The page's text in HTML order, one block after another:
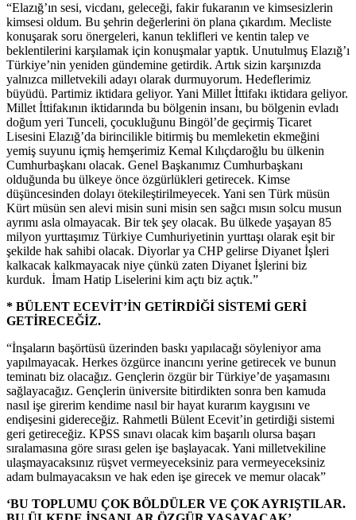
“Elazığ’ın sesi, vicdanı, geleceği, fakir fukaranın ve kimsesizlerin
kimsesi oldum. Bu şehrin değerlerini ön plana çıkardım. Mecliste
konuşarak soru önergeleri, kanun teklifleri ve kentin talep ve
beklentilerini karşılamak için konuşmalar yaptık. Unutulmuş Elazığ’ı
Türkiye’nin yeniden gündemine getirdik. Artık sizin karşınızda
yalnızca milletvekili adayı olarak durmuyorum. Hedeflerimiz
büyüdü. Partimiz iktidara geliyor. Yani Millet İttifakı iktidara geliyor.
Millet İttifakının iktidarında bu bölgenin insanı, bu bölgenin evladı
doğum yeri Tunceli, çocukluğunu Bingöl’de geçirmiş Ticaret
Lisesini Elazığ’da birincilikle bitirmiş bu memleketin ekmeğini
yemiş suyunu içmiş hemşerimiz Kemal Kılıçdaroğlu bu ülkenin
Cumhurbaşkanı olacak. Genel Başkanımız Cumhurbaşkanı
olduğunda bu ülkeye önce özgürlükleri getirecek. Kimse
düşüncesinden dolayı ötekileştirilmeyecek. Yani sen Türk müsün
Kürt müsün sen alevi misin suni misin sen sağcı mısın solcu musun
ayrımı asla olmayacak. Bir tek şey olacak. Bu ülkede yaşayan 85
milyon yurttaşımız Türkiye Cumhuriyetinin yurttaşı olarak eşit bir
şekilde hak sahibi olacak. Diyorlar ya CHP gelirse Diyanet İşleri
kalkacak kalkmayacak niye çünkü zaten Diyanet İşlerini biz
kurduk. İmam Hatip Liselerini kim açtı biz açtık.”
* BÜLENT ECEVİT’İN GETİRDİĞİ SİSTEMİ GERİ
GETİRECEĞİZ.
“İnşaların başörtüsü üzerinden baskı yapılacağı söyleniyor ama
yapılmayacak. Herkes özgürce inancını yerine getirecek ve bunun
teminatı biz olacağız. Gençlerin özgür bir Türkiye’de yaşamasını
sağlayacağız. Gençlerin üniversite bitirdikten sonra ben kamuda
nasıl işe girerim kendime nasıl bir hayat kurarım kaygısını ve
endişesini gidereceğiz. Rahmetli Bülent Ecevit’in getirdiği sistemi
geri getireceğiz. KPSS sınavı olacak kim başarılı olursa başarı
sıralamasına göre sırası gelen işe başlayacak. Yani milletvekiline
ulaşmayacaksınız rüşvet vermeyeceksiniz para vermeyeceksiniz
adam bulmayacaksın ve hak eden işe girecek ve memur olacak”
‘BU TOPLUMU ÇOK BÖLDÜLER VE ÇOK AYRIŞTILAR.